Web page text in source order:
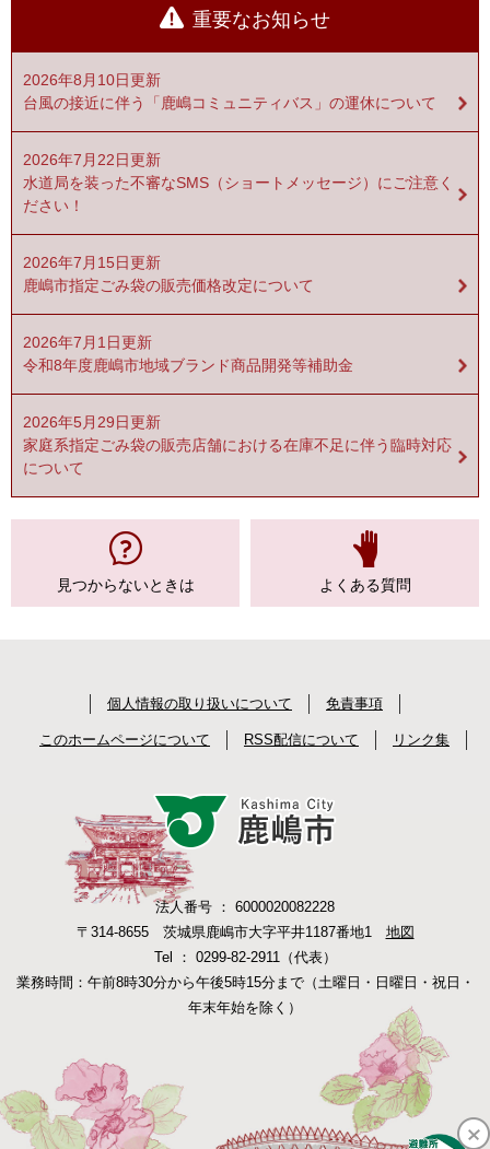
重要なお知らせ
2026年8月10日更新
台風の接近に伴う「鹿嶋コミュニティバス」の運休について
2026年7月22日更新
水道局を装った不審なSMS（ショートメッセージ）にご注意く
ださい！
2026年7月15日更新
鹿嶋市指定ごみ袋の販売価格改定について
2026年7月1日更新
令和8年度鹿嶋市地域ブランド商品開発等補助金
2026年5月29日更新
家庭系指定ごみ袋の販売店舗における在庫不足に伴う臨時対応
について
見つからないときは よくある質問
個人情報の取り扱いについて 免責事項
このホームページについて RSS配信について リンク集
法人番号 ： 6000020082228
〒314-8655 茨城県鹿嶋市大字平井1187番地1 地図
Tel ： 0299-82-2911（代表）
業務時間：午前8時30分から午後5時15分まで（土曜日・日曜日・祝日・
年末年始を除く）